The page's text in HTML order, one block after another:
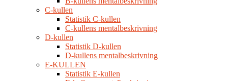
C-kullen
Statistik C-kullen
C-kullens mentalbeskrivning
D-kullen
Statistik D-kullen
D-kullens mentalbeskrivning
E-KULLEN
Statistik E-kullen